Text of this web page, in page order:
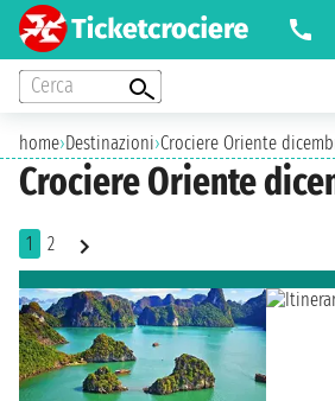
Cerca
home›Destinazioni›Crociere Oriente
Crociere Oriente
1 2